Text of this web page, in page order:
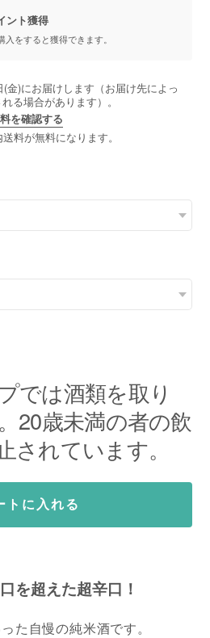
ント獲得
入をすると獲得できます。
金)にお届けします（お届け先によっ
る場合があります）。
を確認する
料が無料になります。
では酒類を取り
20歳未満の者の飲
されています。
トに入れる
を超えた超辛口！
た自慢の純米酒です。